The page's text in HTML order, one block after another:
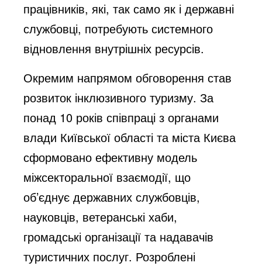
працівників, які, так само як і державні
службовці, потребують системного
відновлення внутрішніх ресурсів.
Окремим напрямом обговорення став
розвиток інклюзивного туризму. За
понад 10 років співпраці з органами
влади Київської області та міста Києва
сформовано ефективну модель
міжсекторальної взаємодії, що
об’єднує державних службовців,
науковців, ветеранські хаби,
громадські організації та надавачів
туристичних послуг. Розроблені